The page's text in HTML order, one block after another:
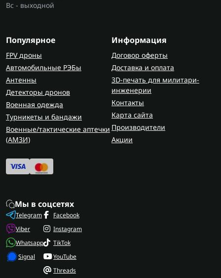
Вс - выходной
Популярное
FPV дроны
Автомобильные РЭБы
Антенны
Детекторы дронов
Военная одежда
Турникеты и бандажи
Военные/тактические аптечки
(AMЗИ)
Информация
Договор оферты
Доставка и оплата
3D-печать для милитари-
инженерии
Контакты
Карта сайта
Производители
Акции
Мы в соцсетях
Telegram
Viber
Whatsapp
Signal
Facebook
Instagram
TikTok
YouTube
Threads